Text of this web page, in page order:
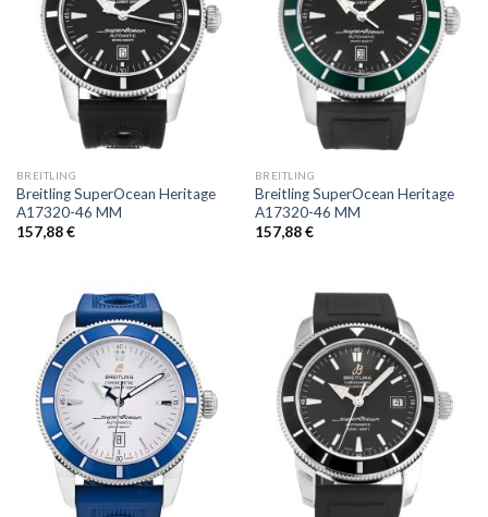
BREITLING
Breitling SuperOcean Heritage
A17320-46 MM
157,88€
BREITLING
Breitling SuperOcean Heritage
A17320-46 MM
157,88€